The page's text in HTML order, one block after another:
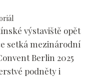
výstaviště opět
setká mezinárodní
Berlin 2025
podněty i